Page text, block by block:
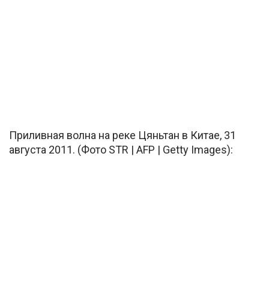
Приливная волна на реке Цяньтан в Китае, 31
августа 2011. (Фото STR | AFP | Getty Images):